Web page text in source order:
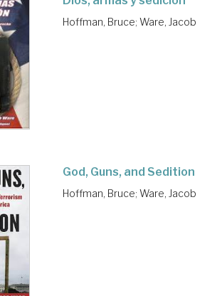
Hoffman, Bruce; Ware, Jacob
God, Guns, and Sedition
Hoffman, Bruce; Ware, Jacob